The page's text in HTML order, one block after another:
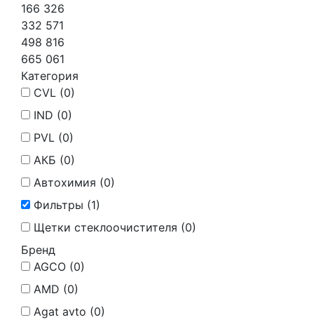
166 326
332 571
498 816
665 061
Категория
CVL (0)
IND (0)
PVL (0)
АКБ (0)
Автохимия (0)
Фильтры (1)
Щетки стеклоочистителя (0)
Бренд
AGCO (0)
AMD (0)
Agat avto (0)